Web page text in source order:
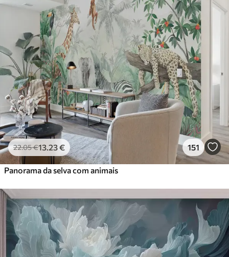
22.05€13 .23€ 151
Panorama da selva com animais